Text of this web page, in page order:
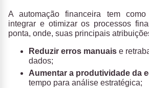
A automação financeira tem como
integrar e otimizar os processos
ponta, onde, suas principais
Reduzir erros manuais e
dados;
Aumentar a produtividade da
tempo para análise estratégica;